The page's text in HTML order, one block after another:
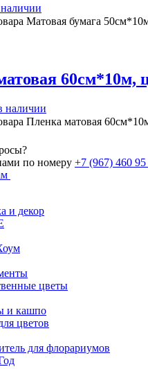
Матовая бумага
60см*10м,
наличии
Пленка матовая
по номеру +7 (967) 460 95
и декор
цветы
и кашпо
цветов
для флорариумов